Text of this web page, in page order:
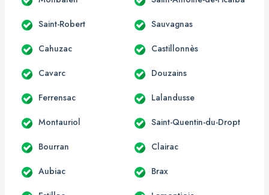
Saint-Robert Sauvagnas
Cahuzac Castillonnès
Cavarc Douzains
Ferrensac Lalandusse
Montauriol Saint-Quentin-du-Dropt
Bourran Clairac
Aubiac Brax